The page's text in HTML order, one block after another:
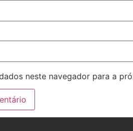
neste navegador para a